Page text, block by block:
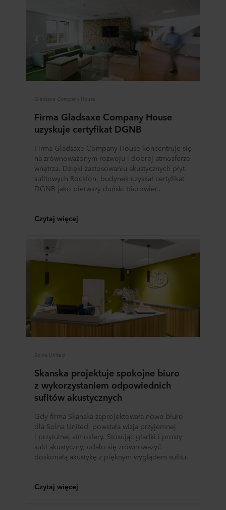
Gladsaxe Company House
Firma Gladsaxe Company House
uzyskuje certyfikat DGNB
Firma Gladsaxe Company House koncentruje się
na zrównoważonym rozwoju i dobrej atmosferze
wnętrza. Dzięki zastosowaniu akustycznych płyt
sufitowych Rockfon, budynek uzyskał certyfikat
DGNB jako pierwszy duński biurowiec.
Czytaj więcej
Solna United
Skanska projektuje spokojne biuro
z wykorzystaniem odpowiednich
sufitów akustycznych
Gdy firma Skanska zaprojektowała nowe biuro
dla Solna United, powstała wizja przyjemnej
i przytulnej atmosfery. Stosując gładki i prosty
sufit akustyczny, udało się zrównoważyć
doskonałą akustykę z pięknym wyglądem sufitu.
Czytaj więcej